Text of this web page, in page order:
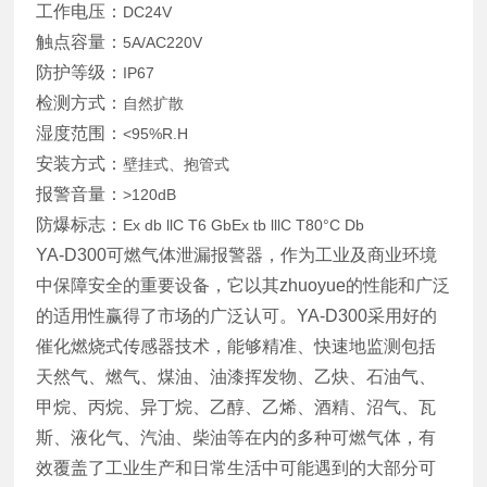
工作电压： DC24V
触点容量：5A/AC220V
防护等级： IP67
检测方式： 自然扩散
湿度范围：<95%R.H
安装方式：壁挂式、抱管式
报警音量：>120dB
防爆标志： Ex db llC T6 GbEx tb lllC T80°C Db
YA-D300可燃气体泄漏报警器，作为工业及商业环境
中保障安全的重要设备，它以其zhuoyue的性能和广泛
的适用性赢得了市场的广泛认可。YA-D300采用好的
催化燃烧式传感器技术，能够精准、快速地监测包括
天然气、燃气、煤油、油漆挥发物、乙炔、石油气、
甲烷、丙烷、异丁烷、乙醇、乙烯、酒精、沼气、瓦
斯、液化气、汽油、柴油等在内的多种可燃气体，有
效覆盖了工业生产和日常生活中可能遇到的大部分可